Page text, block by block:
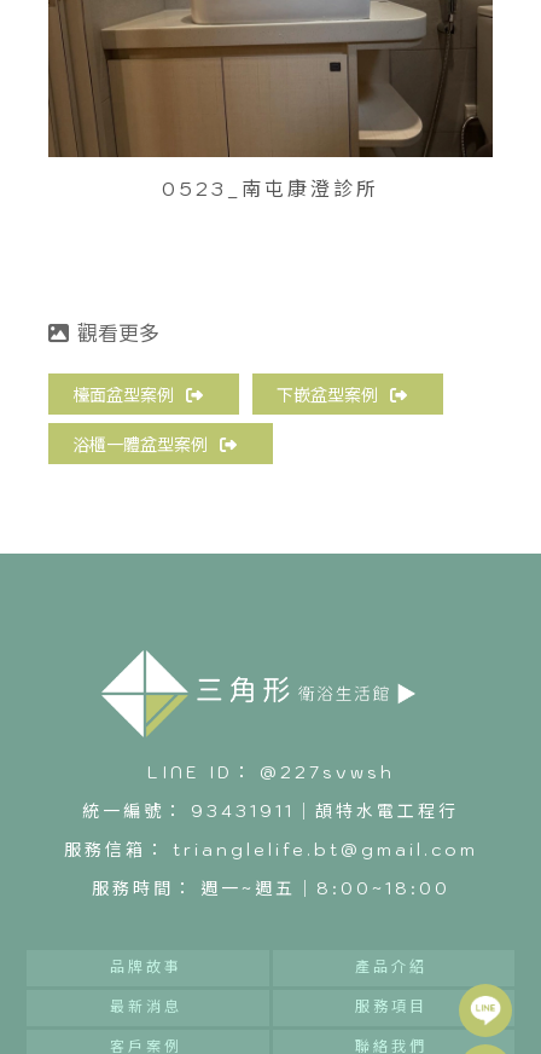
0523_南屯康澄診所
檯面盆型案例 下嵌盆型案例
浴櫃一體盆型案例
@227svwsh
93431911｜頡特水電工程行
trianglelife.bt@gmail.com
週一~週五｜8:00~18:00
品牌故事 產品介紹
最新消息 服務項目
客戶案例 聯絡我們